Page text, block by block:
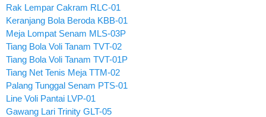
Rak Lempar Cakram RLC-01
Keranjang Bola Beroda KBB-01
Meja Lompat Senam MLS-03P
Tiang Bola Voli Tanam TVT-02
Tiang Bola Voli Tanam TVT-01P
Tiang Net Tenis Meja TTM-02
Palang Tunggal Senam PTS-01
Line Voli Pantai LVP-01
Gawang Lari Trinity GLT-05